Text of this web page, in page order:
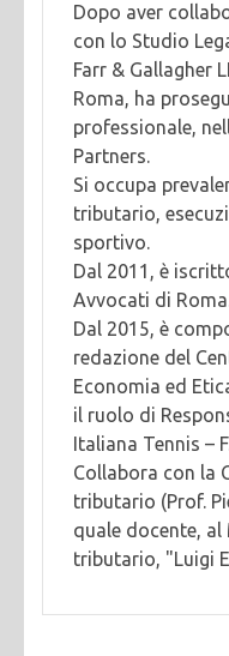
Dopo aver
con lo Studio
Farr & Gallagher
Roma, ha
professionale,
Partners.
Si occupa
tributario,
sportivo.
Dal 2011, è
Avvocati di
Dal 2015, è
redazione del
Economia ed
il ruolo di
Italiana Tennis –
Collabora con la
tributario (Prof.
quale docente,
tributario, "Luigi